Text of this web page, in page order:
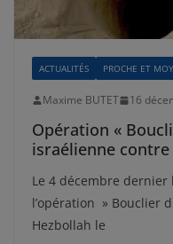
ACTUALITÉS PROCHE ET
Maxime BUTET 16
Opération «
israélienne
Le 4 décembre dernier
l’opération » Bouclier
Hezbollah le